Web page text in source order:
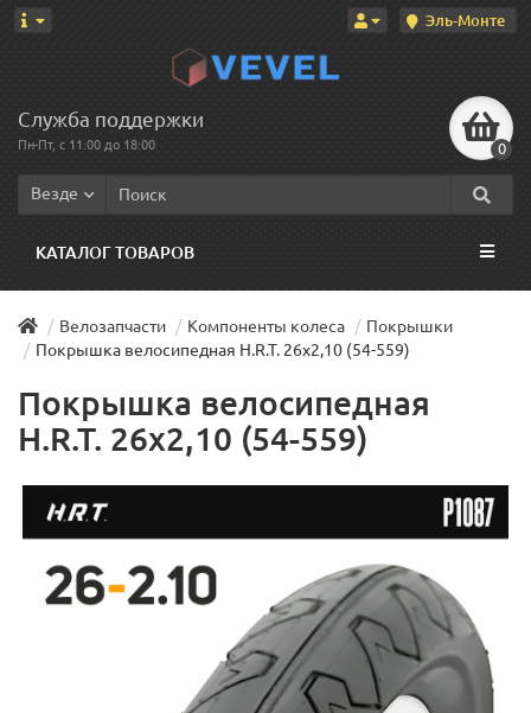
Эль-Монте
Служба поддержки
Пн-Пт, с 11:00 до 18:00 0
Везде
КАТАЛОГ ТОВАРОВ
Велозапчасти Компоненты колеса
Покрышки
Покрышка велосипедная H.R.T. 26x2,10 (54-559)
Покрышка велосипедная
H.R.T. 26x2,10 (54-559)